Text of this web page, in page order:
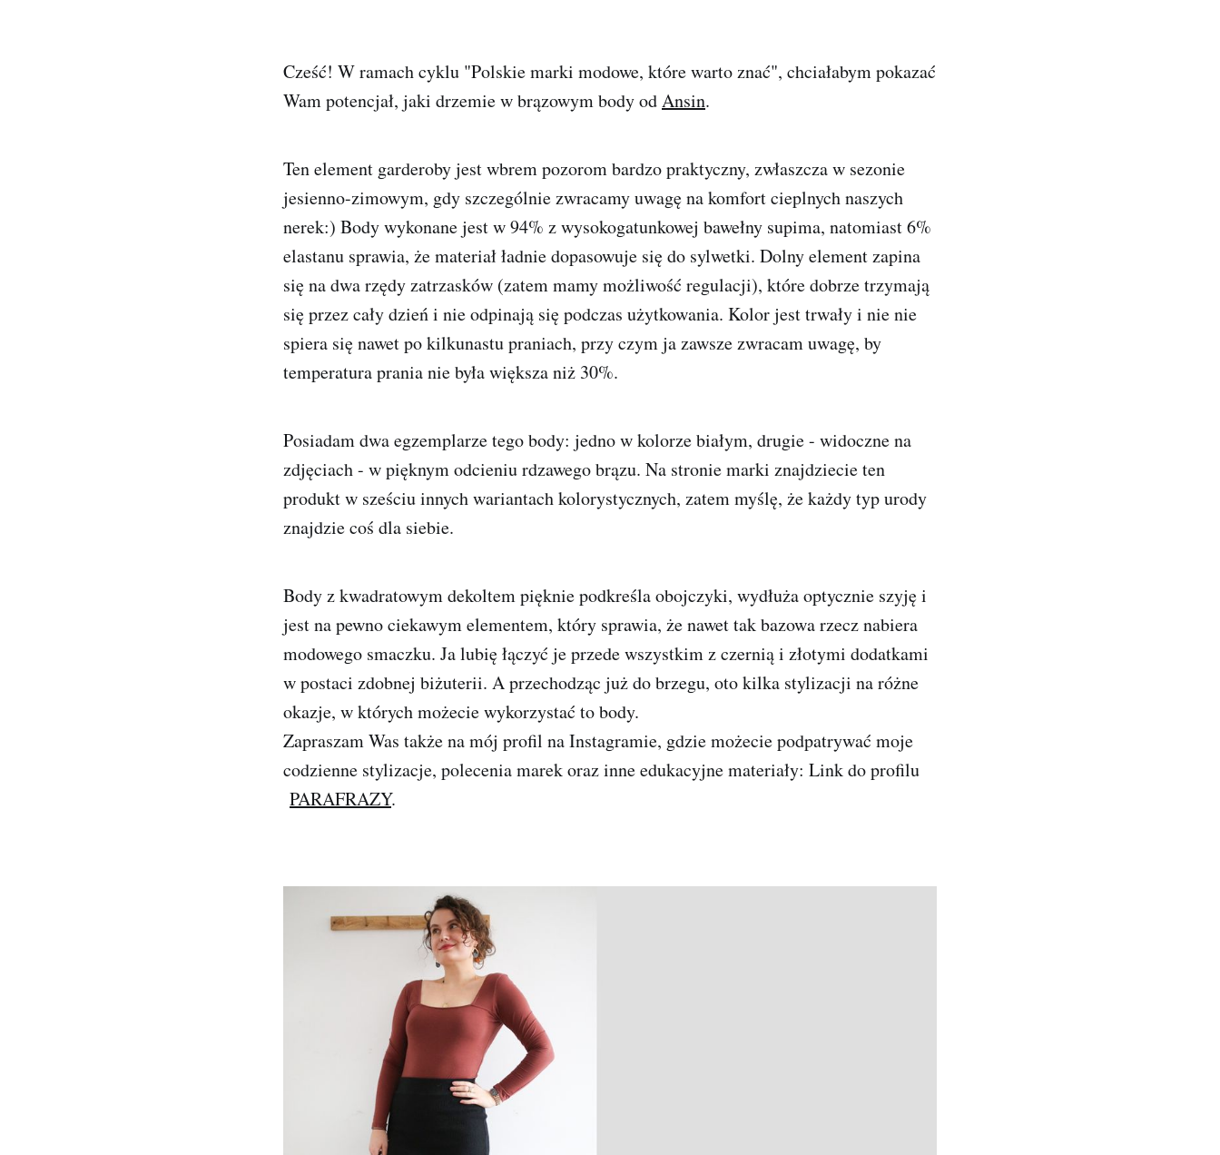
Cześć! W ramach cyklu "Polskie marki modowe, które warto znać", chciałabym pokazać
Wam potencjał, jaki drzemie w brązowym body odAnsin.
Ten element garderoby jest wbrem pozorom bardzo praktyczny, zwłaszcza w sezonie
jesienno-zimowym, gdy szczególnie zwracamy uwagę na komfort cieplnych naszych
nerek:) Body wykonane jest w 94% z wysokogatunkowej bawełny supima, natomiast 6%
elastanu sprawia, że materiał ładnie dopasowuje się do sylwetki. Dolny element zapina
się na dwa rzędy zatrzasków (zatem mamy możliwość regulacji), które dobrze trzymają
się przez cały dzień i nie odpinają się podczas użytkowania. Kolor jest trwały i nie nie
spiera się nawet po kilkunastu praniach, przy czym ja zawsze zwracam uwagę, by
temperatura prania nie była większa niż 30%.
Posiadam dwa egzemplarze tego body: jedno w kolorze białym, drugie - widoczne na
zdjęciach - w pięknym odcieniu rdzawego brązu. Na stronie marki znajdziecie ten
produkt w sześciu innych wariantach kolorystycznych, zatem myślę, że każdy typ urody
znajdzie coś dla siebie.
Body z kwadratowym dekoltem pięknie podkreśla obojczyki, wydłuża optycznie szyję i
jest na pewno ciekawym elementem, który sprawia, że nawet tak bazowa rzecz nabiera
modowego smaczku. Ja lubię łączyć je przede wszystkim z czernią i złotymi dodatkami
w postaci zdobnej biżuterii. A przechodząc już do brzegu, oto kilka stylizacji na różne
okazje, w których możecie wykorzystać to body.
Zapraszam Was także na mój profil na Instagramie, gdzie możecie podpatrywać moje
codzienne stylizacje, polecenia marek oraz inne edukacyjne materiały: Link do profilu
PARAFRAZY.